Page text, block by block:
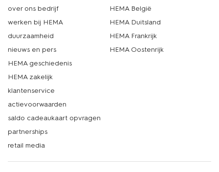
over ons bedrijf
werken bij HEMA
duurzaamheid
nieuws en pers
HEMA geschiedenis
HEMA zakelijk
klantenservice
actievoorwaarden
saldo cadeaukaart opvragen
partnerships
retail media
HEMA België
HEMA Duitsland
HEMA Frankrijk
HEMA Oostenrijk